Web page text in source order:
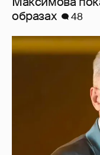
"Сломанные
призвал
театральные